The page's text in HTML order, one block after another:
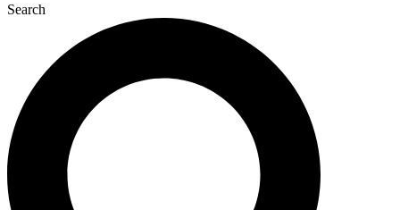
Search